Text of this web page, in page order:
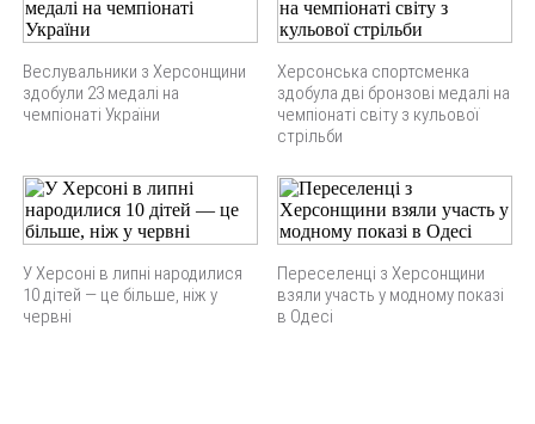
Веслувальники з Херсонщини
здобули 23 медалі на
чемпіонаті України
Херсонська спортсменка
здобула дві бронзові медалі на
чемпіонаті світу з кульової
стрільби
У Херсоні в липні народилися
10 дітей — це більше, ніж у
червні
Переселенці з Херсонщини
взяли участь у модному показі
в Одесі